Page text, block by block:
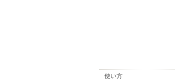
使い方